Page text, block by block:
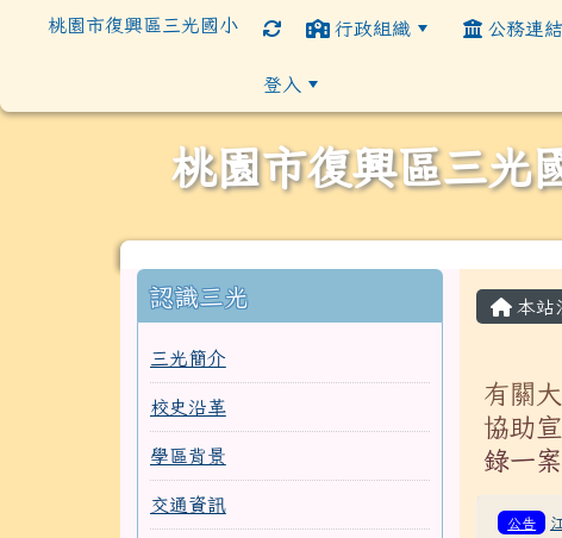
桃園市復興區三光國小 行政組織 公務連結
登入
桃園市復興區三光
本站
有關
協助
錄一
公告
::: 認識三光
三光簡介
校史沿革
學區背景
交通資訊